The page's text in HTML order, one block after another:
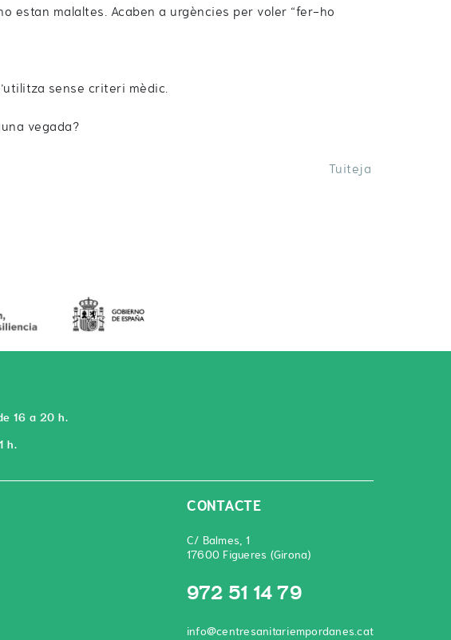
estan malaltes. Acaben a urgències per voler “fer-ho
sense criteri mèdic.
vegada?
Tuiteja
16 a 20 h.
h.
CONTACTE
C/ Balmes, 1
17600 Figueres (Girona)
972 51 14 79
info@centresanitariempordanes.cat